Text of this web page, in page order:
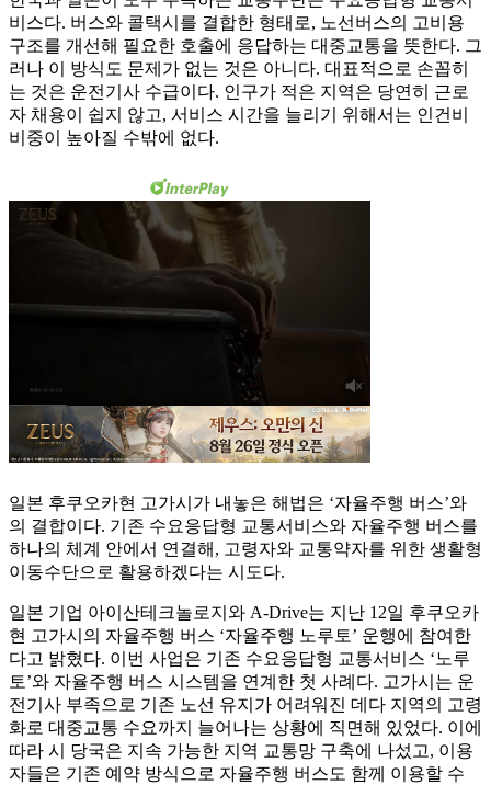
비스다. 버스와 콜택시를 결합한 형태로, 노선버스의 고비용
구조를 개선해 필요한 호출에 응답하는 대중교통을 뜻한다. 그
러나 이 방식도 문제가 없는 것은 아니다. 대표적으로 손꼽히
는 것은 운전기사 수급이다. 인구가 적은 지역은 당연히 근로
자 채용이 쉽지 않고, 서비스 시간을 늘리기 위해서는 인건비
비중이 높아질 수밖에 없다.
일본 후쿠오카현 고가시가 내놓은 해법은 ‘자율주행 버스’와
의 결합이다. 기존 수요응답형 교통서비스와 자율주행 버스를
하나의 체계 안에서 연결해, 고령자와 교통약자를 위한 생활형
이동수단으로 활용하겠다는 시도다.
일본 기업 아이산테크놀로지와 A-Drive는 지난 12일 후쿠오카
현 고가시의 자율주행 버스 ‘자율주행 노루토’ 운행에 참여한
다고 밝혔다. 이번 사업은 기존 수요응답형 교통서비스 ‘노루
토’와 자율주행 버스 시스템을 연계한 첫 사례다. 고가시는 운
전기사 부족으로 기존 노선 유지가 어려워진 데다 지역의 고령
화로 대중교통 수요까지 늘어나는 상황에 직면해 있었다. 이에
따라 시 당국은 지속 가능한 지역 교통망 구축에 나섰고, 이용
자들은 기존 예약 방식으로 자율주행 버스도 함께 이용할 수